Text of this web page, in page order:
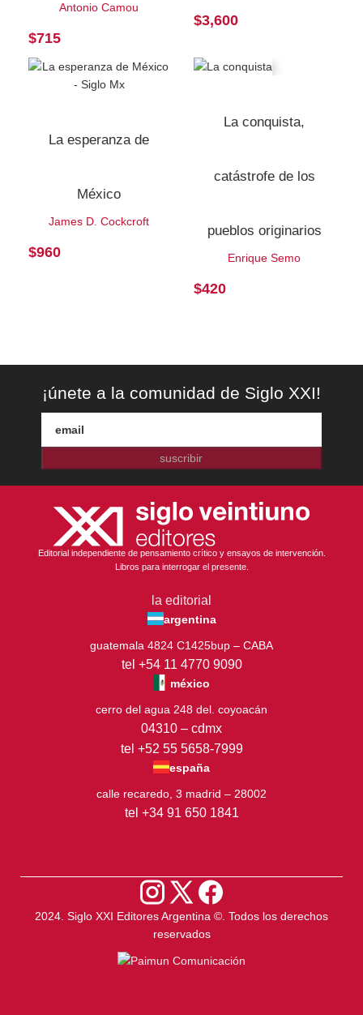
Antonio Camou
$715
$3,600
La esperanza de
México
James D. Cockcroft
$960
La conquista,
catástrofe de los
pueblos originarios
Enrique Semo
$420
¡únete a la comunidad de Siglo XXI!
suscribir
Editorial independiente de pensamiento crítico y ensayos de intervención.
Libros para interrogar el presente.
la editorial
argentina
guatemala 4824 C1425bup – CABA
tel +54 11 4770 9090
méxico
cerro del agua 248 del. coyoacán
04310 – cdmx
tel +52 55 5658-7999
españa
calle recaredo, 3 madrid – 28002
tel +34 91 650 1841
2024. Siglo XXI Editores Argentina ©️. Todos los derechos
reservados